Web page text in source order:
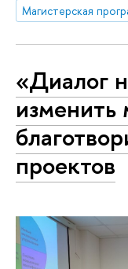
«Диалог
проектов